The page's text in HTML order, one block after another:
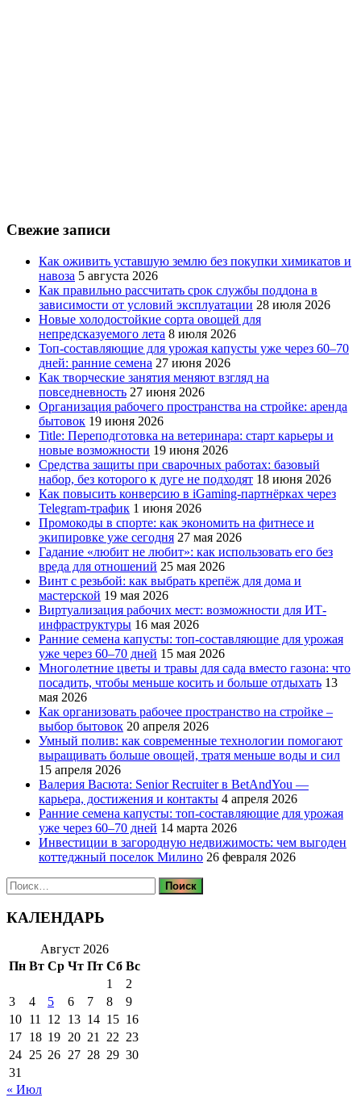
Свежие записи
Как оживить уставшую землю без покупки химикатов и
навоза 5 августа 2026
Как правильно рассчитать срок службы поддона в
зависимости от условий эксплуатации 28 июля 2026
Новые холодостойкие сорта овощей для
непредсказуемого лета 8 июля 2026
Топ-составляющие для урожая капусты уже через 60–70
дней: ранние семена 27 июня 2026
Как творческие занятия меняют взгляд на
повседневность 27 июня 2026
Организация рабочего пространства на стройке: аренда
бытовок 19 июня 2026
Title: Переподготовка на ветеринара: старт карьеры и
новые возможности 19 июня 2026
Средства защиты при сварочных работах: базовый
набор, без которого к дуге не подходят 18 июня 2026
Как повысить конверсию в iGaming-партнёрках через
Telegram-трафик 1 июня 2026
Промокоды в спорте: как экономить на фитнесе и
экипировке уже сегодня 27 мая 2026
Гадание «любит не любит»: как использовать его без
вреда для отношений 25 мая 2026
Винт с резьбой: как выбрать крепёж для дома и
мастерской 19 мая 2026
Виртуализация рабочих мест: возможности для ИТ-
инфраструктуры 16 мая 2026
Ранние семена капусты: топ‑составляющие для урожая
уже через 60–70 дней 15 мая 2026
Многолетние цветы и травы для сада вместо газона: что
посадить, чтобы меньше косить и больше отдыхать 13
мая 2026
Как организовать рабочее пространство на стройке –
выбор бытовок 20 апреля 2026
Умный полив: как современные технологии помогают
выращивать больше овощей, тратя меньше воды и сил
15 апреля 2026
Валерия Васюта: Senior Recruiter в BetAndYou —
карьера, достижения и контакты 4 апреля 2026
Ранние семена капусты: топ‑составляющие для урожая
уже через 60–70 дней 14 марта 2026
Инвестиции в загородную недвижимость: чем выгоден
коттеджный поселок Милино 26 февраля 2026
Найти:
КАЛЕНДАРЬ
Август 2026
Пн Вт Ср Чт Пт Сб Вс
1
2
3
4 5 6 7 8
9
10 11 12 13 14 15 16
17 18 19 20 21 22 23
24 25 26 27 28 29 30
31
« Июл